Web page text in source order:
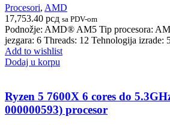
Procesori, AMD
17,753.40 рсд sa PDV-om
Podnožje: AMD® AM5 Tip procesora:
jezgara: 6 Threads: 12 Tehnologija izrade:
Add to wishlist
Dodaj u korpu
Ryzen 5 7600X 6 cores do
000000593) procesor